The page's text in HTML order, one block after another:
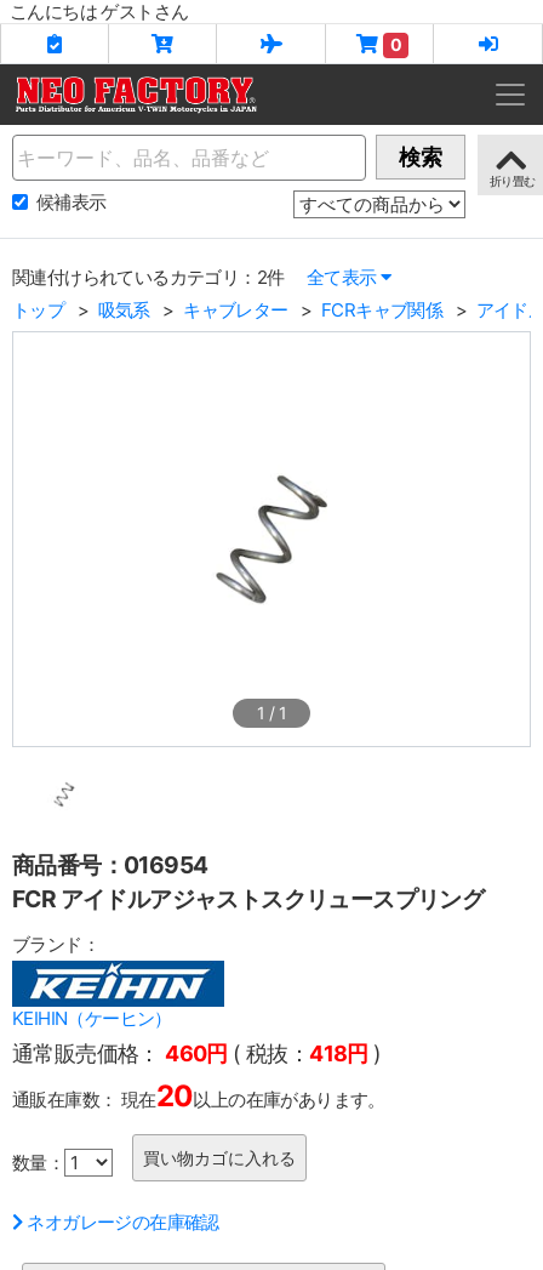
こんにちは ゲストさん
0
Name 検索
候補表示
関連付けられているカテゴリ：2件
全て表示
トップ
吸気系 キャブレター FCRキャブ関係 アイド
1 / 1
商品番号：016954
FCR アイドルアジャストスクリュースプリング
ブランド：
KEIHIN（ケーヒン）
通常販売価格： 460円 ( 税抜：418円 )
通販在庫数： 現在20以上の在庫があります。
数量：
ネオガレージの在庫確認